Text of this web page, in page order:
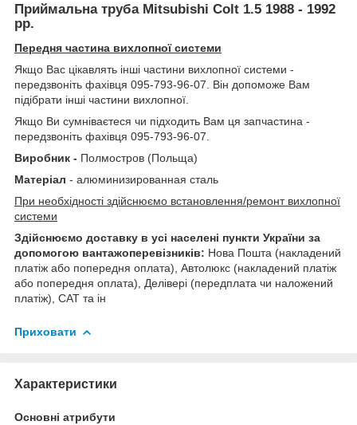
Приймальна труба Mitsubishi Colt 1.5 1988 - 1992
рр.
Передня частина вихлопної системи
Якщо Вас цікавлять інші частини вихлопної системи -
передзвоніть фахівця 095-793-96-07. Він допоможе Вам
підібрати інші частини вихлопної.
Якщо Ви сумніваєтеся чи підходить Вам ця запчастина -
передзвоніть фахівця 095-793-96-07.
Виробник - Полмостров (Польща)
Матеріал - алюминизированная сталь
При необхідності здійснюємо встановлення/ремонт вихлопної
системи
Здійснюємо доставку в усі населені пункти України за
допомогою вантажоперевізників: Нова Пошта (накладений
платіж або попередня оплата), Автолюкс (накладений платіж
або попередня оплата), Делівері (передплата чи наложений
платіж), САТ та ін
Приховати
Характеристики
Основні атрибути